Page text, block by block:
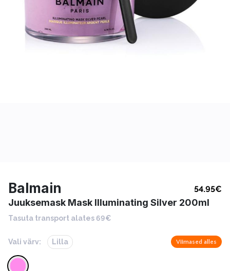
Balmain 54.95€
Juuksemask Mask Illuminating Silver 200ml
Tasuta transport alates 69€
Vali värv: Lilla Viimased alles